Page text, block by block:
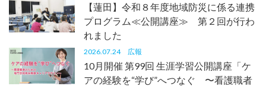
【蓮田】令和８年度地域防災に係る連携
プログラム≪公開講座≫ 第２回が行わ
れました
2026.07.24 広報
10月開催 第99回 生涯学習公開講座「ケ
アの経験を“学び”へつなぐ 〜看護職者